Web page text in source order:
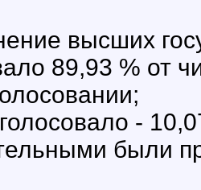
высших
89,93 % от
-
были